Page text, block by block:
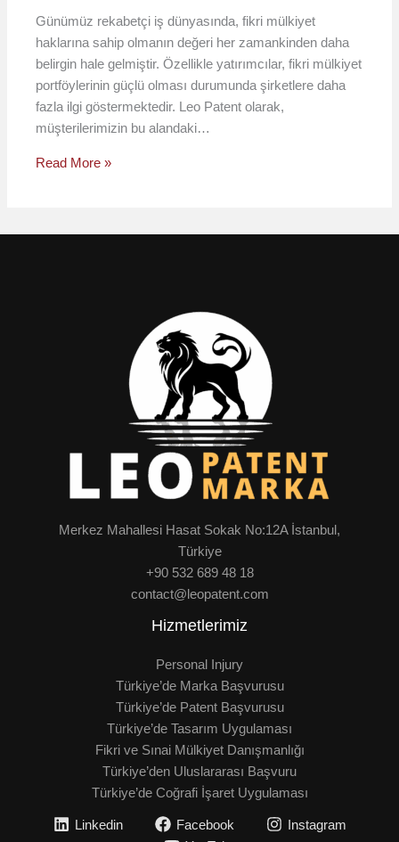
Günümüz rekabetçi iş dünyasında, fikri mülkiyet
haklarına sahip olmanın değeri her zamankinden daha
belirgin hale gelmiştir. Özellikle yatırımcılar, fikri mülkiyet
portföylerinin güçlü olması durumunda şirketlere daha
fazla ilgi göstermektedir. Leo Patent olarak,
müşterilerimizin bu alandaki…
Read More »
Merkez Mahallesi Hasat Sokak No:12A İstanbul,
Türkiye
+90 532 689 48 18
contact@leopatent.com
Hizmetlerimiz
Personal Injury
Türkiye’de Marka Başvurusu
Türkiye’de Patent Başvurusu
Türkiye’de Tasarım Uygulaması
Fikri ve Sınai Mülkiyet Danışmanlığı
Türkiye’den Uluslararası Başvuru
Türkiye’de Coğrafi İşaret Uygulaması
Linkedin Facebook
Instagram